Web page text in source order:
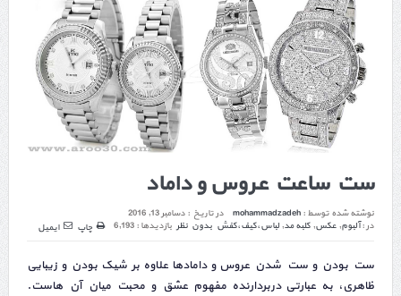
ست ساعت عروس و داماد
نوشته شده توسط : mohammadzadeh در تاریخ : دسامبر 13, 2016
در :آلبوم, عکس, کلبه مد, لباس،کیف،کفش بدون نظر بازدیدها : 6,193 چاپ ایمیل
ست بودن و ست شدن عروس و دامادها علاوه بر شیک بودن و زیبایی
ظاهری، به عبارتی دربردارنده مفهوم عشق و محبت میان آن هاست.